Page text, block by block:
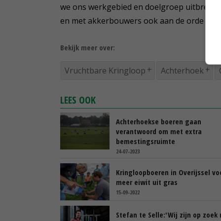
we ons werkgebied en doelgroep
en met akkerbouwers ook aan de orde zijn.'
Bekijk meer over:
Vruchtbare Kringloop Achterhoek
LEES OOK
Achterhoekse boeren gaan
verantwoord om met extra
bemestingsruimte
24-07-2023
Kringloopboeren in Overijssel
meer eiwit uit gras
15-09-2022
Stefan te Selle:'Wij zijn op zoek